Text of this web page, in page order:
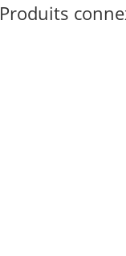
Produits